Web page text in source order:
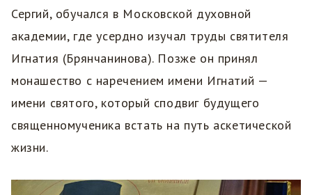
Сергий, обучался в Московской духовной
академии, где усердно изучал труды святителя
Игнатия (Брянчанинова). Позже он принял
монашество с наречением имени Игнатий —
имени святого, который сподвиг будущего
священномученика встать на путь аскетической
жизни.